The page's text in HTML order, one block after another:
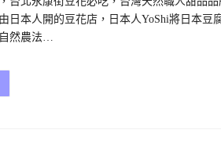
日本人開的豆花店，日本人YoShi將日本豆
然農法…